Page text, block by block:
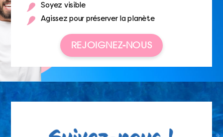
Soyez visible
Agissez pour préserver la planète
REJOIGNEZ-NOUS